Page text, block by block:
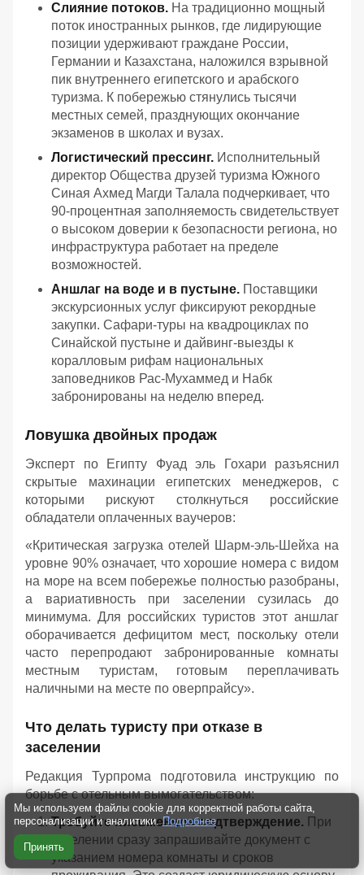
Слияние потоков. На традиционно мощный
поток иностранных рынков, где лидирующие
позиции удерживают граждане России,
Германии и Казахстана, наложился взрывной
пик внутреннего египетского и арабского
туризма. К побережью стянулись тысячи
местных семей, празднующих окончание
экзаменов в школах и вузах.
Логистический прессинг. Исполнительный
директор Общества друзей туризма Южного
Синая Ахмед Магди Талала подчеркивает, что
90-процентная заполняемость свидетельствует
о высоком доверии к безопасности региона, но
инфраструктура работает на пределе
возможностей.
Аншлаг на воде и в пустыне. Поставщики
экскурсионных услуг фиксируют рекордные
закупки. Сафари-туры на квадроциклах по
Синайской пустыне и дайвинг-выезды к
коралловым рифам национальных
заповедников Рас-Мухаммед и Набк
забронированы на неделю вперед.
Ловушка двойных продаж
Эксперт по Египту Фуад эль Гохари разъяснил
скрытые махинации египетских менеджеров, с
которыми рискуют столкнуться российские
обладатели оплаченных ваучеров:
«Критическая загрузка отелей Шарм-эль-Шейха на
уровне 90% означает, что хорошие номера с видом
на море на всем побережье полностью разобраны,
а вариативность при заселении сузилась до
минимума. Для российских туристов этот аншлаг
оборачивается дефицитом мест, поскольку отели
часто перепродают забронированные комнаты
местным туристам, готовым переплачивать
наличными на месте по оверпрайсу».
Что делать туристу при отказе в
заселении
Редакция Турпрома подготовила инструкцию по
борьбе с отельным вымогательством:
Требуйте письменное подтверждение. При
заселении сразу запрашивайте документ с
указанием номера комнаты и сроков
Мы используем файлы cookie для корректной работы сайта,
персонализации и аналитики. Подробнее
Принять